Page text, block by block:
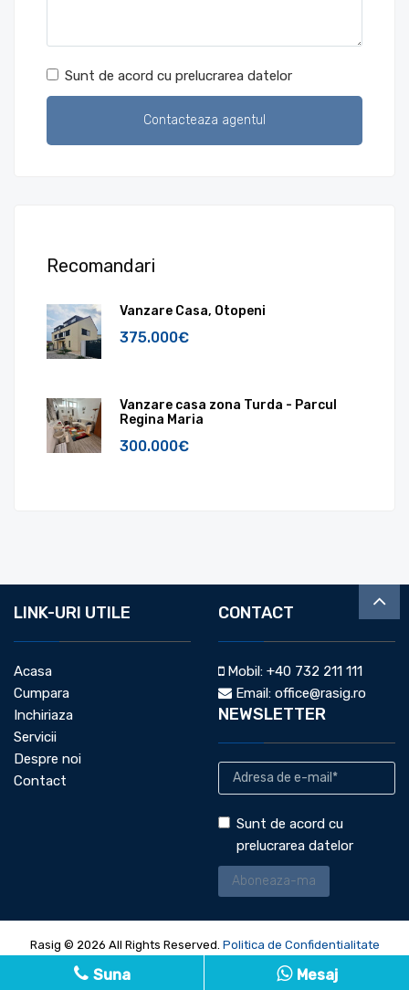
Sunt de acord cu prelucrarea datelor
Recomandari
Vanzare Casa, Otopeni
375.000€
Vanzare casa zona Turda - Parcul
Regina Maria
300.000€
Suna Mesaj
LINK-URI UTILE
Acasa
Cumpara
Inchiriaza
Servicii
Despre noi
Contact
CONTACT
Mobil: +40 732 211 111
Email: office@rasig.ro
NEWSLETTER
Sunt de acord cu
prelucrarea datelor
Rasig © 2026 All Rights Reserved. Politica de Confidentialitate
Politica de Cookie
ImmoFlux CRM